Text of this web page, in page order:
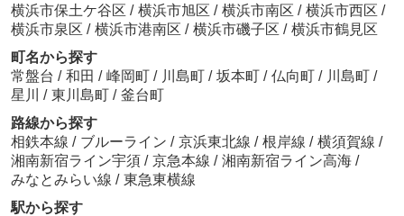
横浜市保土ケ谷区 / 横浜市旭区 / 横浜市南区 / 横浜市西区 /
横浜市泉区 / 横浜市港南区 / 横浜市磯子区 / 横浜市鶴見区
町名から探す
常盤台 / 和田 / 峰岡町 / 川島町 / 坂本町 / 仏向町 / 川島町 /
星川 / 東川島町 / 釜台町
路線から探す
相鉄本線 / ブルーライン / 京浜東北線 / 根岸線 / 横須賀線 /
湘南新宿ライン宇須 / 京急本線 / 湘南新宿ライン高海 /
みなとみらい線 / 東急東横線
駅から探す